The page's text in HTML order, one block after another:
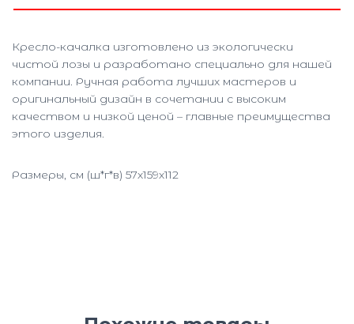
Кресло-качалка изготовлено из экологически
чистой лозы и разработано специально для нашей
компании. Ручная работа лучших мастеров и
оригинальный дизайн в сочетании с высоким
качеством и низкой ценой – главные преимущества
этого изделия.
Размеры, см (ш*г*в) 57х159х112